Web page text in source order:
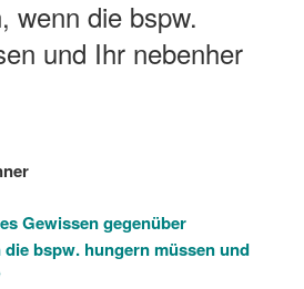
wenn die bspw.
und Ihr nebenher
Gewissen gegenüber
bspw. hungern müssen und